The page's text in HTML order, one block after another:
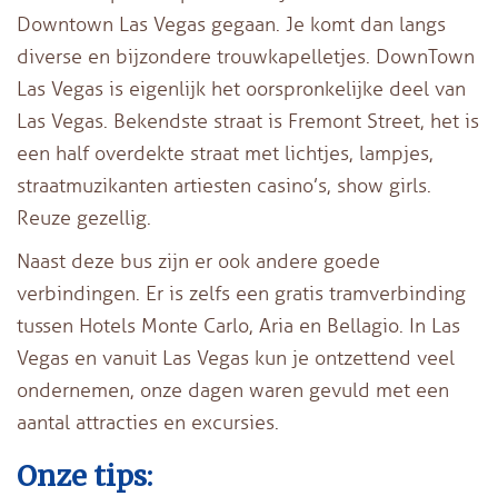
Downtown Las Vegas gegaan. Je komt dan langs
diverse en bijzondere trouwkapelletjes. DownTown
Las Vegas is eigenlijk het oorspronkelijke deel van
Las Vegas. Bekendste straat is Fremont Street, het is
een half overdekte straat met lichtjes, lampjes,
straatmuzikanten artiesten casino’s, show girls.
Reuze gezellig.
Naast deze bus zijn er ook andere goede
verbindingen. Er is zelfs een gratis tramverbinding
tussen Hotels Monte Carlo, Aria en Bellagio. In Las
Vegas en vanuit Las Vegas kun je ontzettend veel
ondernemen, onze dagen waren gevuld met een
aantal attracties en excursies.
Onze tips: